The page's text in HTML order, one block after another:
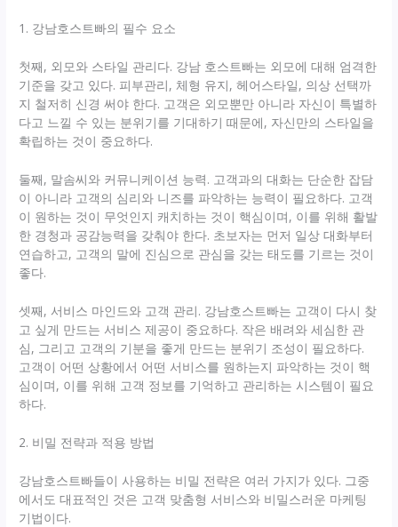
1. 강남호스트빠의 필수 요소
첫째, 외모와 스타일 관리다. 강남 호스트빠는 외모에 대해 엄격한
기준을 갖고 있다. 피부관리, 체형 유지, 헤어스타일, 의상 선택까
지 철저히 신경 써야 한다. 고객은 외모뿐만 아니라 자신이 특별하
다고 느낄 수 있는 분위기를 기대하기 때문에, 자신만의 스타일을
확립하는 것이 중요하다.
둘째, 말솜씨와 커뮤니케이션 능력. 고객과의 대화는 단순한 잡담
이 아니라 고객의 심리와 니즈를 파악하는 능력이 필요하다. 고객
이 원하는 것이 무엇인지 캐치하는 것이 핵심이며, 이를 위해 활발
한 경청과 공감능력을 갖춰야 한다. 초보자는 먼저 일상 대화부터
연습하고, 고객의 말에 진심으로 관심을 갖는 태도를 기르는 것이
좋다.
셋째, 서비스 마인드와 고객 관리. 강남호스트빠는 고객이 다시 찾
고 싶게 만드는 서비스 제공이 중요하다. 작은 배려와 세심한 관
심, 그리고 고객의 기분을 좋게 만드는 분위기 조성이 필요하다.
고객이 어떤 상황에서 어떤 서비스를 원하는지 파악하는 것이 핵
심이며, 이를 위해 고객 정보를 기억하고 관리하는 시스템이 필요
하다.
2. 비밀 전략과 적용 방법
강남호스트빠들이 사용하는 비밀 전략은 여러 가지가 있다. 그중
에서도 대표적인 것은 고객 맞춤형 서비스와 비밀스러운 마케팅
기법이다.